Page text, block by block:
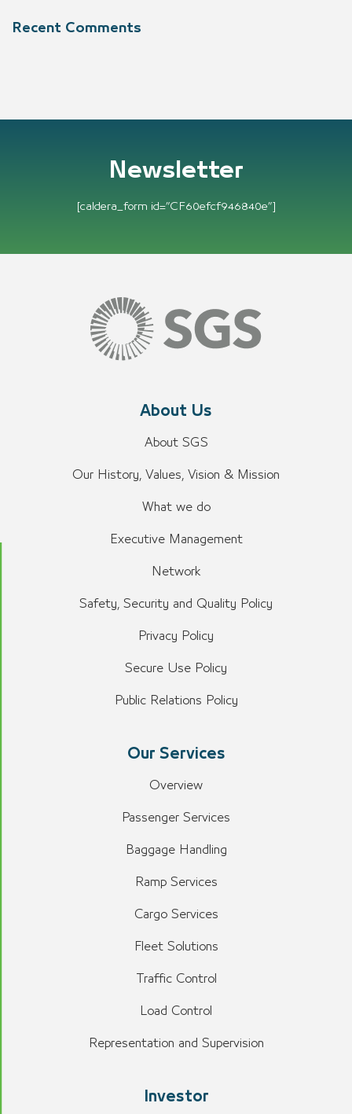
Recent Comments
Newsletter
[caldera_form id=”CF60efcf946840e”]
About Us
About SGS
Our History, Values, Vision & Mission
What we do
Executive Management
Network
Safety, Security and Quality Policy
Privacy Policy
Secure Use Policy
Public Relations Policy
Our Services
Overview
Passenger Services
Baggage Handling
Ramp Services
Cargo Services
Fleet Solutions
Traffic Control
Load Control
Representation and Supervision
Investor